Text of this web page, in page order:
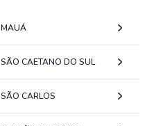
MAUÁ
SÃO CAETANO DO SUL
SÃO CARLOS